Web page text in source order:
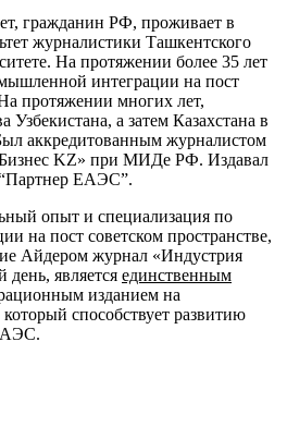
гражданин РФ, проживает в
журналистики Ташкентского
На протяжении более 35 лет
интеграции на пост
протяжении многих лет,
Узбекистана, а затем Казахстана в
аккредитованным журналистом
KZ» при МИДе РФ. Издавал
ЕАЭС”.
опыт и специализация по
на пост советском пространстве,
Айдером журнал «Индустрия
день, является единственным
изданием на
способствует развитию